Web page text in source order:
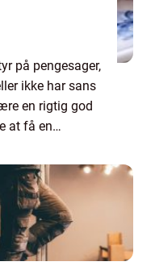
på pengesager,
ikke har sans
en rigtig god
at få en